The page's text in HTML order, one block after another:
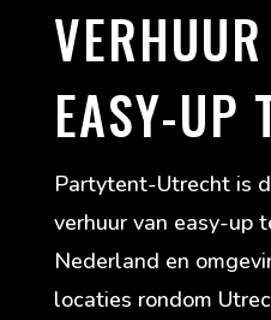
EASY-UP
Partytent-Utrecht is
verhuur van easy-up
Nederland en
locaties rondom